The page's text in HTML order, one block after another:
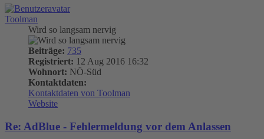
Toolman
Wird so langsam nervig
Beiträge: 735
Registriert: 12 Aug 2016 16:32
Wohnort: NÖ-Süd
Kontaktdaten:
Kontaktdaten von Toolman
Website
Re: AdBlue - Fehlermeldung vor dem Anlassen